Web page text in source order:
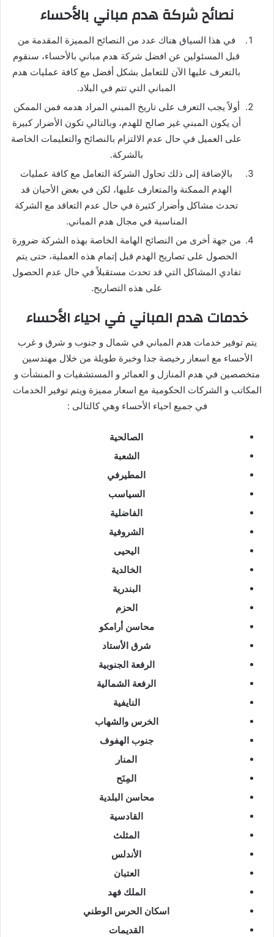
نصائح شركة هدم مباني بالأحساء
في هذا السياق هناك عدد من النصائح المميزة المقدمة من
قبل المسئولين عن افضل شركة هدم مباني بالأحساء، سنقوم
بالتعرف عليها الآن للتعامل بشكل أفضل مع كافة عمليات هدم
المباني التي تتم في البلاد.
أولاً يجب التعرف على تاريخ المبني المراد هدمه فمن الممكن
أن يكون المبني غير صالح للهدم، وبالتالي تكون الأضرار كبيرة
على العميل في حال عدم الالتزام بالنصائح والتعليمات الخاصة
بالشركة.
بالإضافة إلى ذلك تحاول الشركة التعامل مع كافة عمليات
الهدم الممكنة والمتعارف عليها، لكن في بعض الأحيان قد
تحدث مشاكل وأضرار كثيرة في حال عدم التعاقد مع الشركة
المناسبة في مجال هدم المباني.
من جهة أخرى من النصائح الهامة الخاصة بهذه الشركة ضرورة
الحصول على تصاريح الهدم قبل إتمام هذه العملية، حتى يتم
تفادي المشاكل التي قد تحدث مستقبلاً في حال عدم الحصول
على هذه التصاريح.
خدمات هدم المباني في احياء الأحساء
يتم توفير خدمات هدم المباني في شمال و جنوب و شرق و غرب
الأحساء مع اسعار رخيصة جدا وخبرة طويلة من خلال مهندسين
متخصصين في هدم المنازل و العمائر و المستشفيات و المنشأت و
المكاتب و الشركات الحكومية مع اسعار مميزة ويتم توفير الخدمات
في جميع احياء الأحساء وهي كالتالى :
الصالحية
الشعبة
المطيرفي
السياسب
الفاضلية
الشروفية
اليحيى
الخالدية
البندرية
الحزم
محاسن أرامكو
شرق الأستاد
الرفعة الجنوبية
الرفعة الشمالية
النايفية
الخرس والشهاب
جنوب الهفوف
المنار
المِنَح
محاسن البلدية
القادسية
المثلث
الأندلس
العتبان
الملك فهد
اسكان الحرس الوطني
القديمات